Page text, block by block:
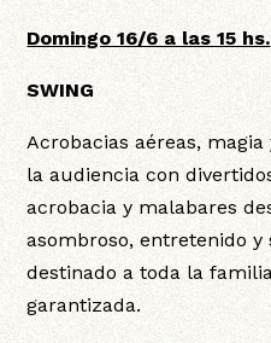
Domingo 16/6 a las 15 hs.
SWING
Acrobacias aéreas,
la audiencia con
acrobacia y malabares
asombroso, entretenido
destinado a toda la
garantizada.